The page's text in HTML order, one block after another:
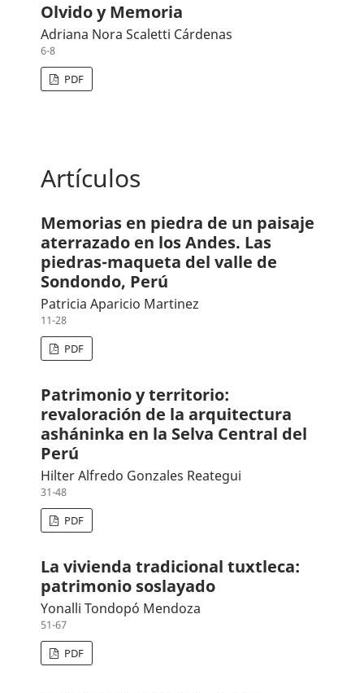
Olvido y Memoria
Adriana Nora Scaletti Cárdenas
6-8
PDF
Artículos
Memorias en piedra de un paisaje
aterrazado en los Andes. Las
piedras-maqueta del valle de
Sondondo, Perú
Patricia Aparicio Martinez
11-28
PDF
Patrimonio y territorio:
revaloración de la arquitectura
asháninka en la Selva Central del
Perú
Hilter Alfredo Gonzales Reategui
31-48
PDF
La vivienda tradicional tuxtleca:
patrimonio soslayado
Yonalli Tondopó Mendoza
51-67
PDF